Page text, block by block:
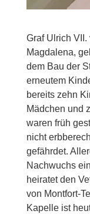
Graf Ulrich
Magdalena,
dem Bau der
erneutem
bereits zehn
Mädchen und
waren früh
nicht
gefährdet.
Nachwuchs
heiratet den
von Montfort-
Kapelle ist